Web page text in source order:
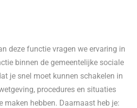
deze functie vragen we ervaring in
binnen de gemeentelijke sociale
je snel moet kunnen schakelen in
procedures en situaties
maken hebben. Daarnaast heb je: